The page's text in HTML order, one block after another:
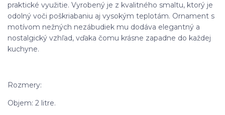
praktické využitie. Vyrobený je z kvalitného smaltu, ktorý je
odolný voči poškriabaniu aj vysokým teplotám. Ornament s
motívom nežných nezábudiek mu dodáva elegantný a
nostalgický vzhľad, vďaka čomu krásne zapadne do každej
kuchyne.
Rozmery:
Objem: 2 litre.